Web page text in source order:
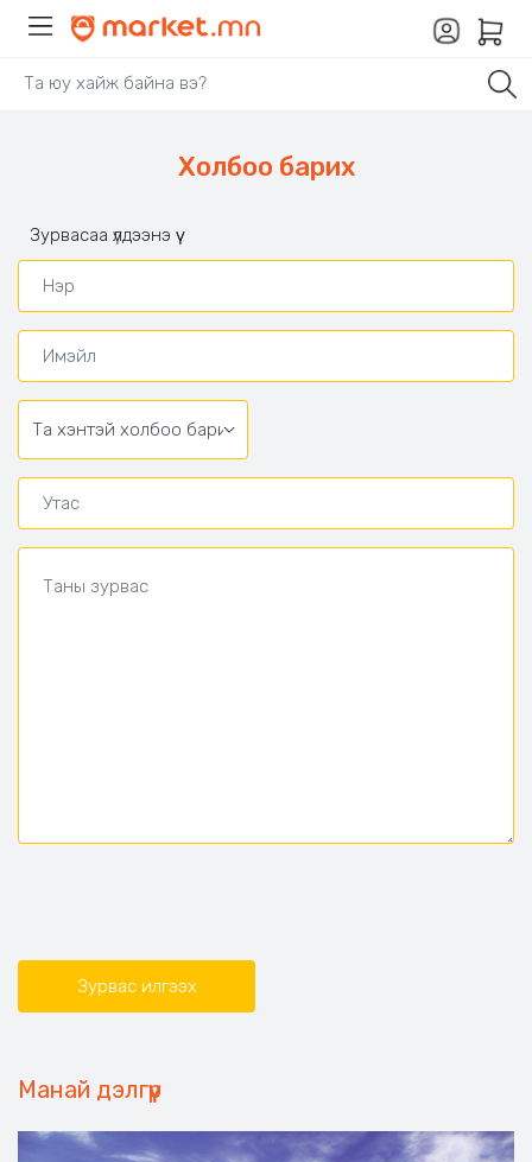
Холбоо барих
Зурвасаа үлдээнэ үү
Манай дэлгүүр